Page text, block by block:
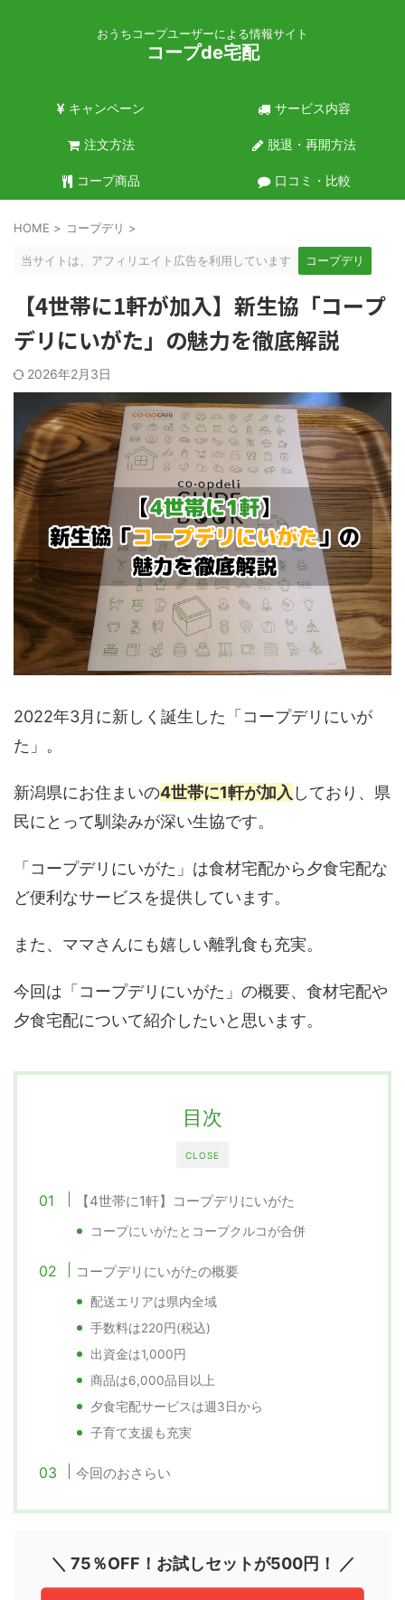
おうちコープユーザーによる情報サイト
コープde宅配
キャンペーン サービス内容
注文方法 脱退・再開方法
コープ商品 口コミ・比較
HOME > コープデリ >
当サイトは、アフィリエイト広告を利用しています コープデリ
【4世帯に1軒が加入】新生協「コープ
デリにいがた」の魅力を徹底解説
2026年2月3日
2022年3月に新しく誕生した「コープデリにいが
た」。
新潟県にお住まいの4世帯に1軒が加入 しており、県
民にとって馴染みが深い生協です。
「コープデリにいがた」は食材宅配から夕食宅配な
ど便利なサービスを提供しています。
また、ママさんにも嬉しい離乳食も充実。
今回は「コープデリにいがた」の概要、食材宅配や
夕食宅配について紹介したいと思います。
CLOSE
目次
【4世帯に1軒】コープデリにいがた
コープにいがたとコープクルコが合併
コープデリにいがたの概要
配送エリアは県内全域
手数料は220円(税込)
出資金は1,000円
商品は6,000品目以上
夕食宅配サービスは週3日から
子育て支援も充実
今回のおさらい
＼ 75％OFF！お試しセットが500円！ ／